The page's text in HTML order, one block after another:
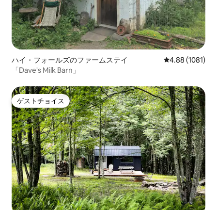
ハイ・フォールズのファームステイ レビュー1081
4.88 (1081)
「Dave's Milk Barn」
ゲストチョイス
ゲストチョイス